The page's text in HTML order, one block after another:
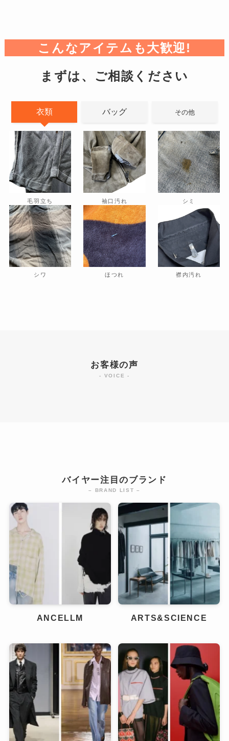
こんなアイテムも大歓迎!
まずは、ご相談ください
衣類 バッグ その他
毛羽立ち 袖口汚れ シミ
シワ ほつれ 襟内汚れ
お客様の声
- VOICE -
バイヤー注目のブランド
– BRAND LIST –
ANCELLM ARTS&SCIENCE